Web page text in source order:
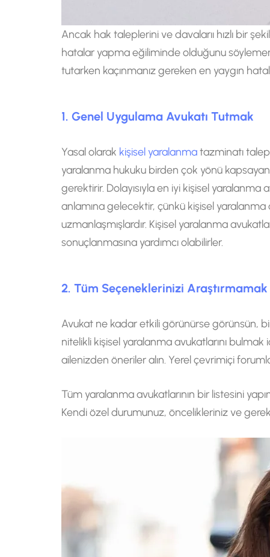
Ancak hak taleplerini ve davalarıı hızlı bir
hatalar yapma eğiliminde olduğunu
tutarken kaçınmanız gereken en yaygın
1. Genel Uygulama Avukatı Tutmak
Yasal olarak kişisel yaralanmatazminatı talep
yaralanma hukuku birden çok yönü kapsayan
gerektirir. Dolayısıyla en iyi kişisel
anlamına gelecektir, çünkü kişisel
uzmanlaşmışlardır. Kişisel yaralanma
sonuçlanmasına yardımcı olabilirler.
2. Tüm Seçeneklerinizi Araştırmamak
Avukat ne kadar etkili görünürse görünsün,
nitelikli kişisel yaralanma avukatlarını
ailenizden öneriler alın. Yerel çevrimiçi
Tüm yaralanma avukatlarının bir listesini
Kendi özel durumunuz, öncelikleriniz ve